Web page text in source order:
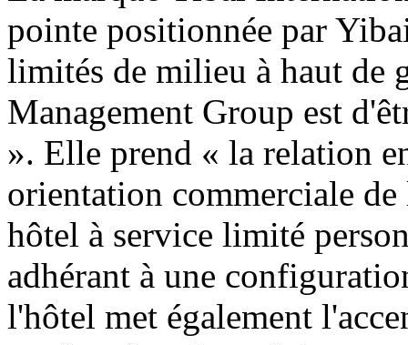
pointe positionnée par
limités de milieu à haut de
Management Group est
». Elle prend « la relation
orientation commerciale
hôtel à service limité
adhérant à une
l'hôtel met également